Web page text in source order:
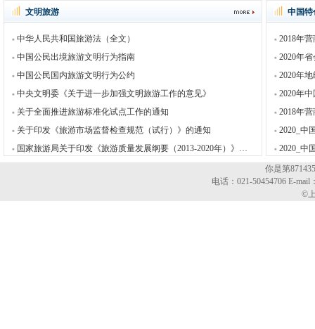
文明旅游
中华人民共和国旅游法（全文）
中国公民出境旅游文明行为指南
中国公民国内旅游文明行为公约
中央文明委《关于进一步加强文明旅游工作的意见》
关于全面推进旅游标准化试点工作的通知
关于印发《旅游市场监督检查规范（试行）》的通知
国家旅游局关于印发《旅游质量发展纲要（2013-2020年）》的通知
中国特
2018年
2020年
2020年
2020年
2018年
2020_中
2020_中
你是第
电话：021-50454706 E-
©